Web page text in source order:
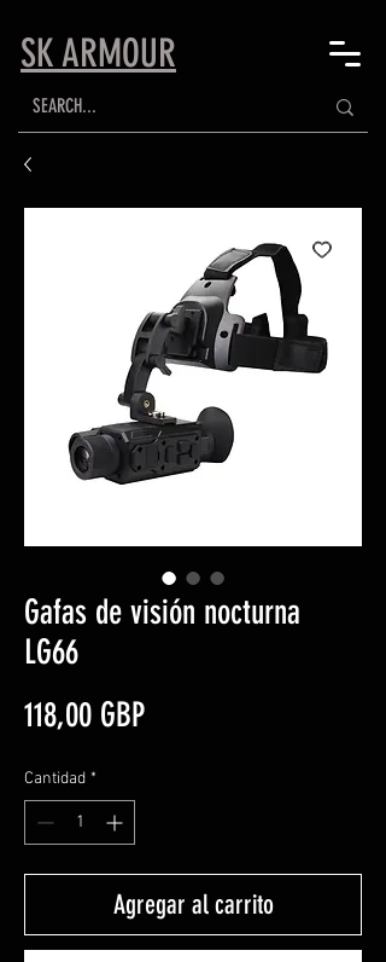
SK ARMOUR
Gafas de visión nocturna
LG66
118,00 GBPPrecio
Cantidad *
Agregar al carrito